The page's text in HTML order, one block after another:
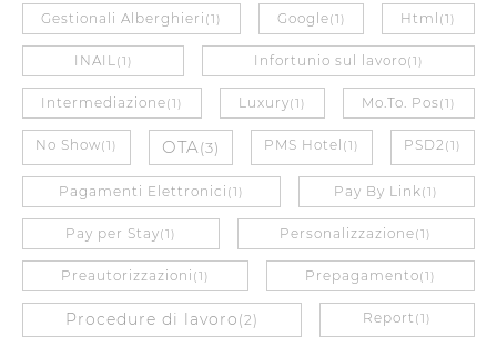
Gestionali Alberghieri (1) Google(1) Html (1)
INAIL(1) Infortunio sul lavoro(1)
Intermediazione(1) Luxury(1) Mo.To. Pos(1)
No Show(1) OTA(3) PMS Hotel (1) PSD2 (1)
Pagamenti Elettronici (1) Pay By Link(1)
Pay per Stay(1) Personalizzazione(1)
Preautorizzazioni (1) Prepagamento(1)
Procedure di lavoro (2) Report (1)